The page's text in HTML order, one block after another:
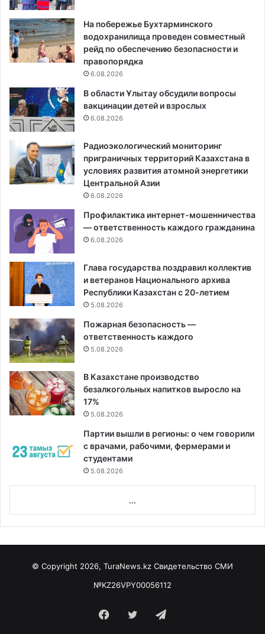
На побережье Бухтарминского
водохранилища проведен совместный
рейд по обеспечению безопасности и
правопорядка
6.08.2026
В области Ұлытау обсудили вопросы
вакцинации детей и взрослых
6.08.2026
Радиоэкологический мониторинг
приграничных территорий Казахстана в
условиях развития атомной энергетики
Центральной Азии
6.08.2026
Профилактика интернет-мошенничества
— ответственность каждого гражданина
6.08.2026
Глава государства поздравил коллектив
и ветеранов Национального архива
Республики Казахстан с 20-летием
5.08.2026
Пожарная безопасность —
ответственность каждого
5.08.2026
В Казахстане производство
безалкогольных напитков выросло на
17%
5.08.2026
Партии вышли в регионы: о чем говорили
с врачами, рабочими, фермерами и
студентами
5.08.2026
...
© Copyright 2026, TuraNews.kz Свидетельство СМИ
№KZ26VPY00056112
Facebook
Twitter